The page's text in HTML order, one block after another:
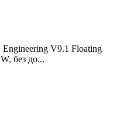
V9.1 Floating
без до...